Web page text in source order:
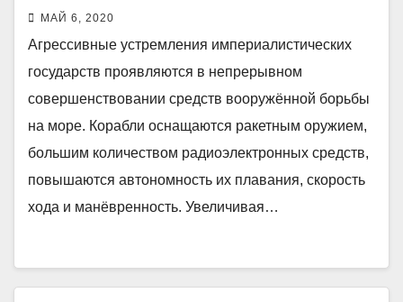
МАЙ 6, 2020
Агрессивные устремления империалистических
государств проявляются в непрерывном
совершенствовании средств вооружённой борьбы
на море. Корабли оснащаются ракетным оружием,
большим количеством радиоэлектронных средств,
повышаются автономность их плавания, скорость
хода и манёвренность. Увеличивая…